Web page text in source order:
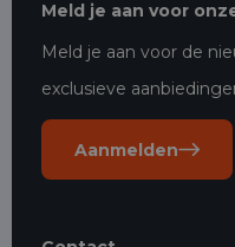
Meld je aan voor
Meld je aan voor de
exclusieve
Aanmelden